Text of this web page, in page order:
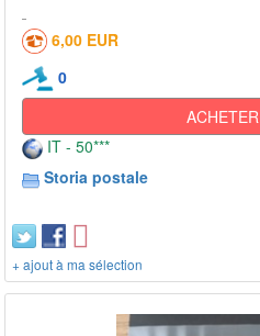
6,00 EUR
0
ACHETER
IT - 50***
Storia postale
+ ajout à ma sélection